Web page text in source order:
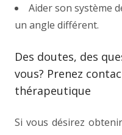
Aider son système
un angle différent.
Des doutes, des
vous? Prenez
thérapeutique
Si vous désirez